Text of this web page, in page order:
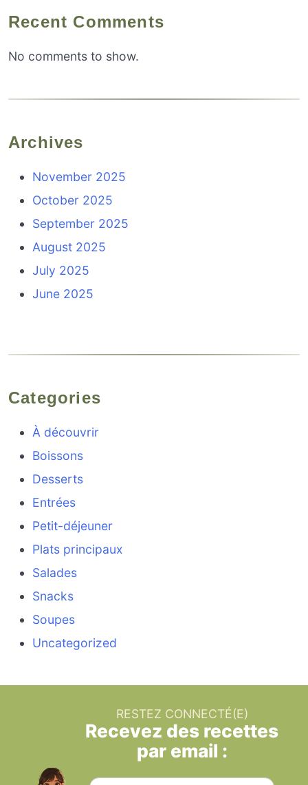
Recent Comments
No comments to show.
Archives
November 2025
October 2025
September 2025
August 2025
July 2025
June 2025
Categories
À découvrir
Boissons
Desserts
Entrées
Petit-déjeuner
Plats principaux
Salades
Snacks
Soupes
Uncategorized
RESTEZ CONNECTÉ(E)
Recevez des recettes
par email :